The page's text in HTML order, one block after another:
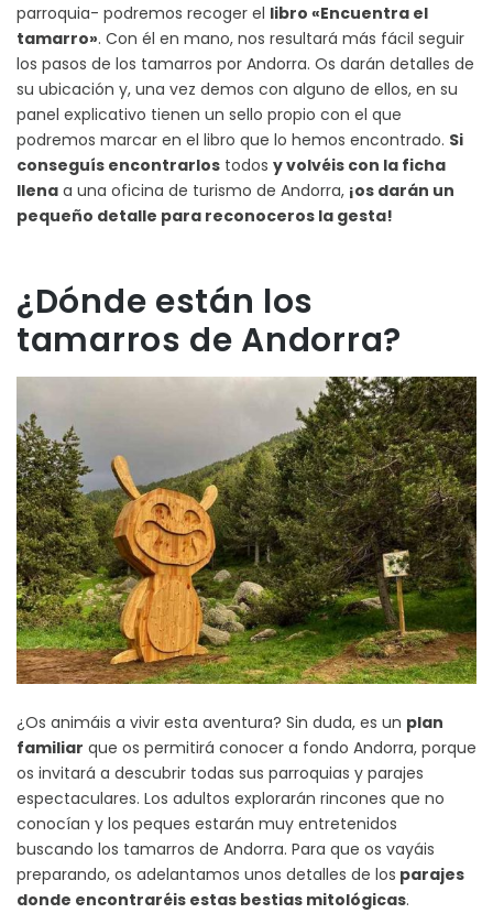
parroquia- podremos recoger el libro «Encuentra el
tamarro». Con él en mano, nos resultará más fácil seguir
los pasos de los tamarros por Andorra. Os darán detalles de
su ubicación y, una vez demos con alguno de ellos, en su
panel explicativo tienen un sello propio con el que
podremos marcar en el libro que lo hemos encontrado. Si
conseguís encontrarlos todos y volvéis con la ficha
llena a una oficina de turismo de Andorra, ¡os darán un
pequeño detalle para reconoceros la gesta!
¿Dónde están los
tamarros de Andorra?
¿Os animáis a vivir esta aventura? Sin duda, es un plan
familiar que os permitirá conocer a fondo Andorra, porque
os invitará a descubrir todas sus parroquias y parajes
espectaculares. Los adultos explorarán rincones que no
conocían y los peques estarán muy entretenidos
buscando los tamarros de Andorra. Para que os vayáis
preparando, os adelantamos unos detalles de los parajes
donde encontraréis estas bestias mitológicas.